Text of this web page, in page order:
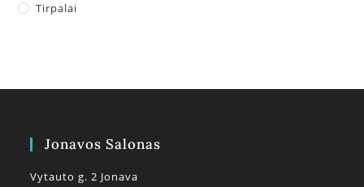
Tirpalai
Jonavos Salonas
Vytauto g. 2 Jonava